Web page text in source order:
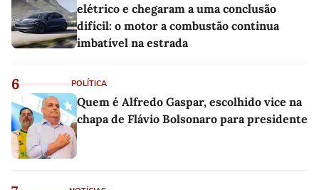
elétrico e chegaram a uma conclusão
difícil: o motor a combustão continua
imbatível na estrada
6 POLÍTICA
Quem é Alfredo Gaspar, escolhido vice na
chapa de Flávio Bolsonaro para presidente